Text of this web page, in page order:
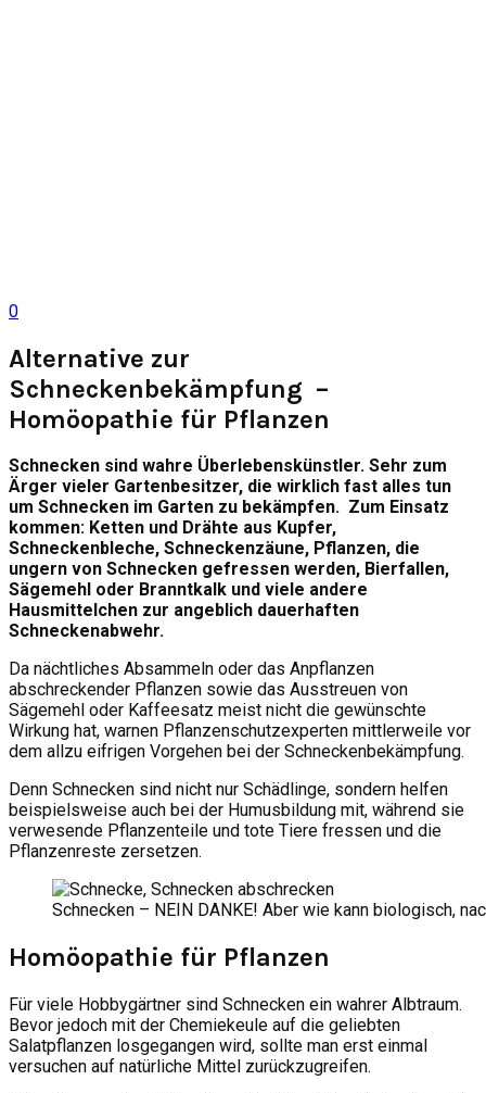
0
Alternative zur
Schneckenbekämpfung –
Homöopathie für Pflanzen
Schnecken sind wahre Überlebenskünstler. Sehr zum
Ärger vieler Gartenbesitzer, die wirklich fast alles tun
um Schnecken im Garten zu bekämpfen. Zum Einsatz
kommen: Ketten und Drähte aus Kupfer,
Schneckenbleche, Schneckenzäune, Pflanzen, die
ungern von Schnecken gefressen werden, Bierfallen,
Sägemehl oder Branntkalk und viele andere
Hausmittelchen zur angeblich dauerhaften
Schneckenabwehr.
Da nächtliches Absammeln oder das Anpflanzen
abschreckender Pflanzen sowie das Ausstreuen von
Sägemehl oder Kaffeesatz meist nicht die gewünschte
Wirkung hat, warnen Pflanzenschutzexperten mittlerweile vor
dem allzu eifrigen Vorgehen bei der Schneckenbekämpfung.
Denn Schnecken sind nicht nur Schädlinge, sondern helfen
beispielsweise auch bei der Humusbildung mit, während sie
verwesende Pflanzenteile und tote Tiere fressen und die
Pflanzenreste zersetzen.
Schnecken – NEIN DANKE! Aber wie kann biologisch,
Homöopathie für Pflanzen
Für viele Hobbygärtner sind Schnecken ein wahrer Albtraum.
Bevor jedoch mit der Chemiekeule auf die geliebten
Salatpflanzen losgegangen wird, sollte man erst einmal
versuchen auf natürliche Mittel zurückzugreifen.